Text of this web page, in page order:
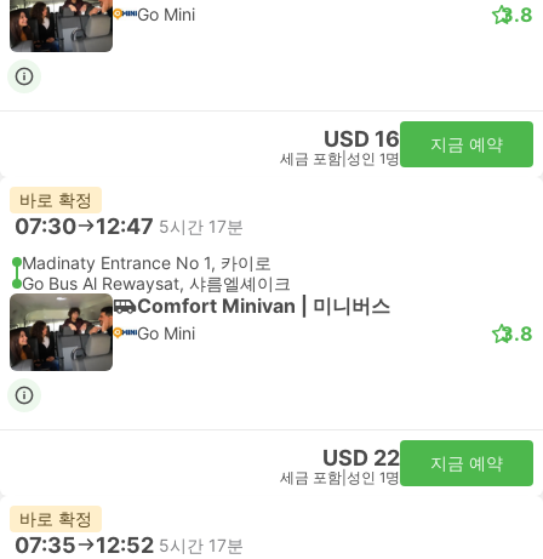
Go Mini 3.8
USD 16
세금 포함 성인 1명
지금 예약
바로 확정
07:30 12:47 5시간 17분
Madinaty Entrance No 1, 카이로
Go Bus Al Rewaysat, 샤름엘셰이크
Comfort Minivan | 미니버스
Go Mini 3.8
USD 22
세금 포함 성인 1명
지금 예약
바로 확정
07:35 12:52 5시간 17분